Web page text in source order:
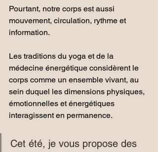
Pourtant, notre corps est aussi
mouvement, circulation, rythme et
information.
Les traditions du yoga et de la
médecine énergétique considèrent le
corps comme un ensemble vivant, au
sein duquel les dimensions physiques,
émotionnelles et énergétiques
interagissent en permanence.
Cet été, je vous propose des